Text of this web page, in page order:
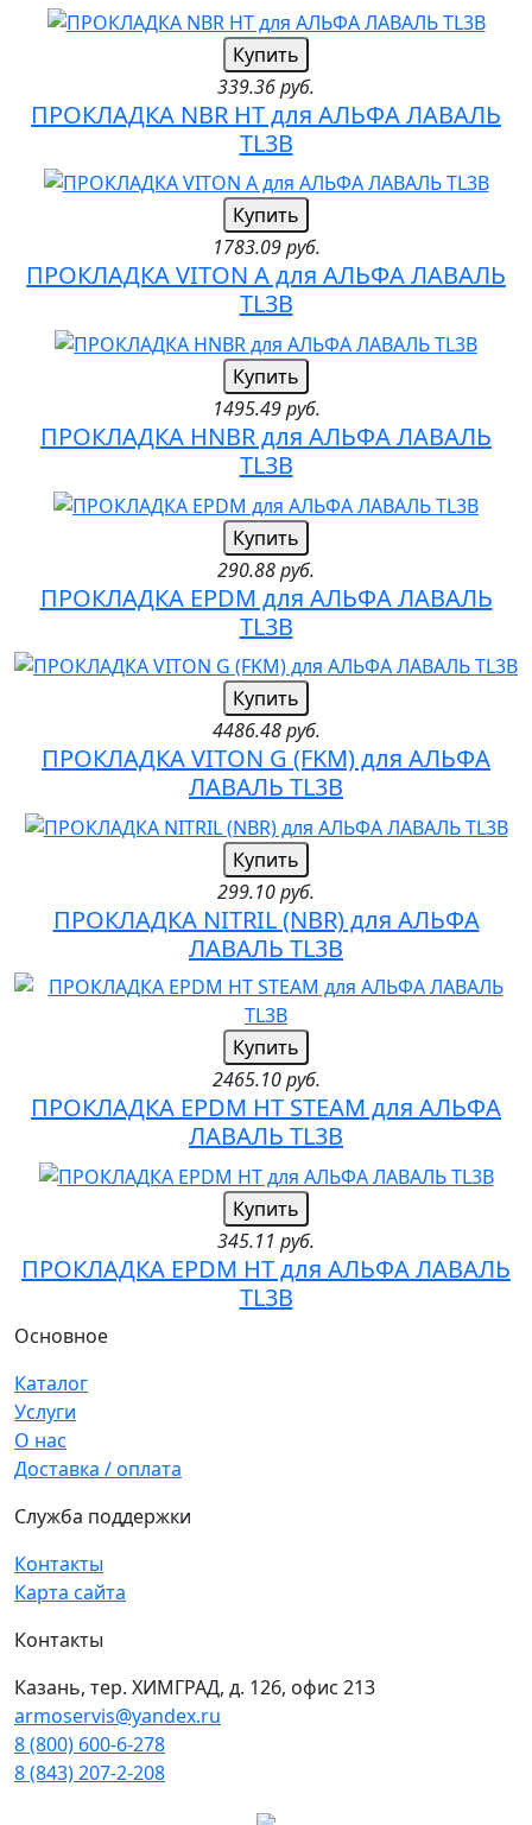
Купить
339.36 руб.
ПРОКЛАДКА NBR HT для АЛЬФА ЛАВАЛЬ
TL3B
Купить
1783.09 руб.
ПРОКЛАДКА VITON A для АЛЬФА ЛАВАЛЬ
TL3B
Купить
1495.49 руб.
ПРОКЛАДКА HNBR для АЛЬФА ЛАВАЛЬ
TL3B
Купить
290.88 руб.
ПРОКЛАДКА EPDM для АЛЬФА ЛАВАЛЬ
TL3B
Купить
4486.48 руб.
ПРОКЛАДКА VITON G (FKM) для АЛЬФА
ЛАВАЛЬ TL3B
Купить
299.10 руб.
ПРОКЛАДКА NITRIL (NBR) для АЛЬФА
ЛАВАЛЬ TL3B
Купить
2465.10 руб.
ПРОКЛАДКА EPDM HT STEAM для АЛЬФА
ЛАВАЛЬ TL3B
Купить
345.11 руб.
ПРОКЛАДКА EPDM HT для АЛЬФА ЛАВАЛЬ
TL3B
Основное
Каталог
Услуги
О нас
Доставка / оплата
Служба поддержки
Контакты
Карта сайта
Контакты
Казань, тер. ХИМГРАД, д. 126, офис 213
armoservis@yandex.ru
8 (800) 600-6-278
8 (843) 207-2-208